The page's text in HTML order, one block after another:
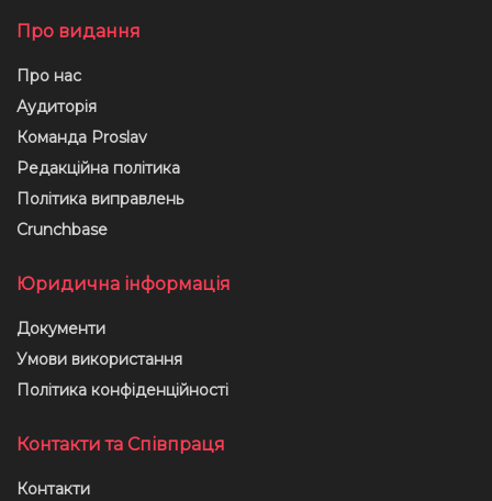
Про видання
Про нас
Аудиторія
Команда Proslav
Редакційна політика
Політика виправлень
Crunchbase
Юридична інформація
Документи
Умови використання
Політика конфіденційності
Контакти та Співпраця
Контакти